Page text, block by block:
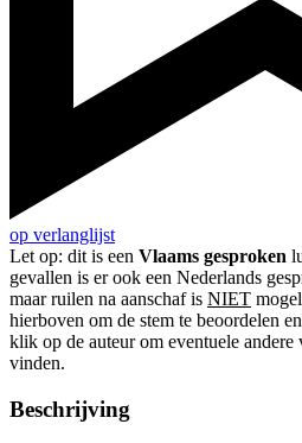
op verlanglijst
Let op: dit is een Vlaams gesproken
gevallen is er ook een Nederlands
maar ruilen na aanschaf is NIET
hierboven om de stem te beoordelen
klik op de auteur om eventuele andere
vinden.
Beschrijving